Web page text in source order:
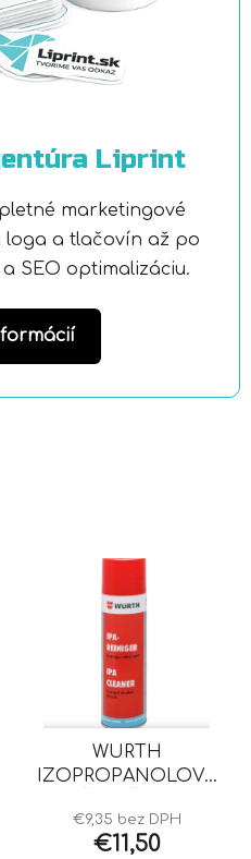
Liprint
marketingové
loga a tlačovín až po
SEO optimalizáciu.
WURTH
IZOPROPANOLOVÝ
€9,35 bez DPH
€11,50